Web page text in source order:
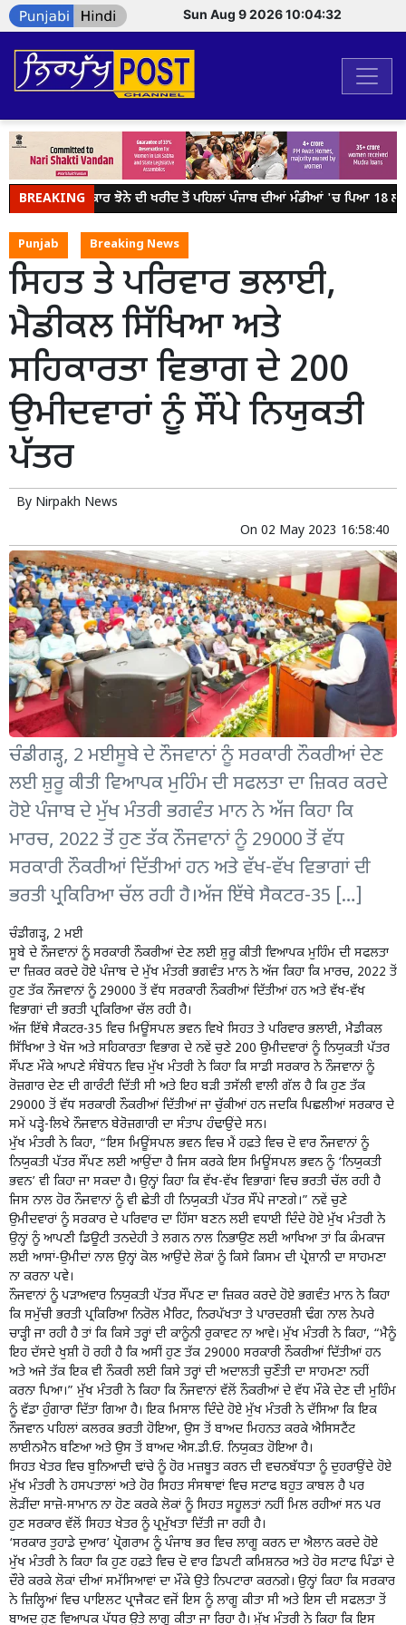
Sun Aug 9 2026 10:04:32
BREAKING
ਕੇਂਦਰ ਸਰਕਾਰ ਝੋਨੇ ਦੀ ਖਰੀਦ ਤੋਂ ਪਹਿਲਾਂ ਪੰਜਾਬ ਦੀਆਂ ਮੰਡੀਆਂ 'ਚ ਪਿਆ 18 ਲੱਖ
Punjab Breaking News
ਸਿਹਤ ਤੇ ਪਰਿਵਾਰ ਭਲਾਈ,
ਮੈਡੀਕਲ ਸਿੱਖਿਆ ਅਤੇ
ਸਹਿਕਾਰਤਾ ਵਿਭਾਗ ਦੇ 200
ਉਮੀਦਵਾਰਾਂ ਨੂੰ ਸੌਂਪੇ ਨਿਯੁਕਤੀ
ਪੱਤਰ
By Nirpakh News
On 02 May 2023 16:58:40
ਚੰਡੀਗੜ੍ਹ, 2 ਮਈਸੂਬੇ ਦੇ ਨੌਜਵਾਨਾਂ ਨੂੰ ਸਰਕਾਰੀ ਨੌਕਰੀਆਂ ਦੇਣ
ਲਈ ਸ਼ੁਰੂ ਕੀਤੀ ਵਿਆਪਕ ਮੁਹਿੰਮ ਦੀ ਸਫਲਤਾ ਦਾ ਜ਼ਿਕਰ ਕਰਦੇ
ਹੋਏ ਪੰਜਾਬ ਦੇ ਮੁੱਖ ਮੰਤਰੀ ਭਗਵੰਤ ਮਾਨ ਨੇ ਅੱਜ ਕਿਹਾ ਕਿ
ਮਾਰਚ, 2022 ਤੋਂ ਹੁਣ ਤੱਕ ਨੌਜਵਾਨਾਂ ਨੂੰ 29000 ਤੋਂ ਵੱਧ
ਸਰਕਾਰੀ ਨੌਕਰੀਆਂ ਦਿੱਤੀਆਂ ਹਨ ਅਤੇ ਵੱਖ-ਵੱਖ ਵਿਭਾਗਾਂ ਦੀ
ਭਰਤੀ ਪ੍ਰਕਿਰਿਆ ਚੱਲ ਰਹੀ ਹੈ।ਅੱਜ ਇੱਥੇ ਸੈਕਟਰ-35 […]
ਚੰਡੀਗੜ੍ਹ, 2 ਮਈ
ਸੂਬੇ ਦੇ ਨੌਜਵਾਨਾਂ ਨੂੰ ਸਰਕਾਰੀ ਨੌਕਰੀਆਂ ਦੇਣ ਲਈ ਸ਼ੁਰੂ ਕੀਤੀ ਵਿਆਪਕ ਮੁਹਿੰਮ ਦੀ ਸਫਲਤਾ
ਦਾ ਜ਼ਿਕਰ ਕਰਦੇ ਹੋਏ ਪੰਜਾਬ ਦੇ ਮੁੱਖ ਮੰਤਰੀ ਭਗਵੰਤ ਮਾਨ ਨੇ ਅੱਜ ਕਿਹਾ ਕਿ ਮਾਰਚ, 2022 ਤੋਂ
ਹੁਣ ਤੱਕ ਨੌਜਵਾਨਾਂ ਨੂੰ 29000 ਤੋਂ ਵੱਧ ਸਰਕਾਰੀ ਨੌਕਰੀਆਂ ਦਿੱਤੀਆਂ ਹਨ ਅਤੇ ਵੱਖ-ਵੱਖ
ਵਿਭਾਗਾਂ ਦੀ ਭਰਤੀ ਪ੍ਰਕਿਰਿਆ ਚੱਲ ਰਹੀ ਹੈ।
ਅੱਜ ਇੱਥੇ ਸੈਕਟਰ-35 ਵਿਚ ਮਿਊਂਸਪਲ ਭਵਨ ਵਿਖੇ ਸਿਹਤ ਤੇ ਪਰਿਵਾਰ ਭਲਾਈ, ਮੈਡੀਕਲ
ਸਿੱਖਿਆ ਤੇ ਖੋਜ ਅਤੇ ਸਹਿਕਾਰਤਾ ਵਿਭਾਗ ਦੇ ਨਵੇਂ ਚੁਣੇ 200 ਉਮੀਦਵਾਰਾਂ ਨੂੰ ਨਿਯੁਕਤੀ ਪੱਤਰ
ਸੌਂਪਣ ਮੌਕੇ ਆਪਣੇ ਸੰਬੋਧਨ ਵਿਚ ਮੁੱਖ ਮੰਤਰੀ ਨੇ ਕਿਹਾ ਕਿ ਸਾਡੀ ਸਰਕਾਰ ਨੇ ਨੌਜਵਾਨਾਂ ਨੂੰ
ਰੋਜ਼ਗਾਰ ਦੇਣ ਦੀ ਗਾਰੰਟੀ ਦਿੱਤੀ ਸੀ ਅਤੇ ਇਹ ਬੜੀ ਤਸੱਲੀ ਵਾਲੀ ਗੱਲ ਹੈ ਕਿ ਹੁਣ ਤੱਕ
29000 ਤੋਂ ਵੱਧ ਸਰਕਾਰੀ ਨੌਕਰੀਆਂ ਦਿੱਤੀਆਂ ਜਾ ਚੁੱਕੀਆਂ ਹਨ ਜਦਕਿ ਪਿਛਲੀਆਂ ਸਰਕਾਰ ਦੇ
ਸਮੇਂ ਪੜ੍ਹੇ-ਲਿਖੇ ਨੌਜਵਾਨ ਬੇਰੋਜ਼ਗਾਰੀ ਦਾ ਸੰਤਾਪ ਹੰਢਾਉਂਦੇ ਸਨ।
ਮੁੱਖ ਮੰਤਰੀ ਨੇ ਕਿਹਾ, “ਇਸ ਮਿਊਂਸਪਲ ਭਵਨ ਵਿਚ ਮੈਂ ਹਫ਼ਤੇ ਵਿਚ ਦੋ ਵਾਰ ਨੌਜਵਾਨਾਂ ਨੂੰ
ਨਿਯੁਕਤੀ ਪੱਤਰ ਸੌਂਪਣ ਲਈ ਆਉਂਦਾ ਹੈ ਜਿਸ ਕਰਕੇ ਇਸ ਮਿਊਂਸਪਲ ਭਵਨ ਨੂੰ ‘ਨਿਯੁਕਤੀ
ਭਵਨ’ ਵੀ ਕਿਹਾ ਜਾ ਸਕਦਾ ਹੈ। ਉਨ੍ਹਾਂ ਕਿਹਾ ਕਿ ਵੱਖ-ਵੱਖ ਵਿਭਾਗਾਂ ਵਿਚ ਭਰਤੀ ਚੱਲ ਰਹੀ ਹੈ
ਜਿਸ ਨਾਲ ਹੋਰ ਨੌਜਵਾਨਾਂ ਨੂੰ ਵੀ ਛੇਤੀ ਹੀ ਨਿਯੁਕਤੀ ਪੱਤਰ ਸੌਂਪੇ ਜਾਣਗੇ।” ਨਵੇਂ ਚੁਣੇ
ਉਮੀਦਵਾਰਾਂ ਨੂੰ ਸਰਕਾਰ ਦੇ ਪਰਿਵਾਰ ਦਾ ਹਿੱਸਾ ਬਣਨ ਲਈ ਵਧਾਈ ਦਿੰਦੇ ਹੋਏ ਮੁੱਖ ਮੰਤਰੀ ਨੇ
ਉਨ੍ਹਾਂ ਨੂੰ ਆਪਣੀ ਡਿਊਟੀ ਤਨਦੇਹੀ ਤੇ ਲਗਨ ਨਾਲ ਨਿਭਾਉਣ ਲਈ ਆਖਿਆ ਤਾਂ ਕਿ ਕੰਮਕਾਜ
ਲਈ ਆਸਾਂ-ਉਮੀਦਾਂ ਨਾਲ ਉਨ੍ਹਾਂ ਕੋਲ ਆਉਂਦੇ ਲੋਕਾਂ ਨੂੰ ਕਿਸੇ ਕਿਸਮ ਦੀ ਪ੍ਰੇਸ਼ਾਨੀ ਦਾ ਸਾਹਮਣਾ
ਨਾ ਕਰਨਾ ਪਵੇ।
ਨੌਜਵਾਨਾਂ ਨੂੰ ਪੜਾਅਵਾਰ ਨਿਯੁਕਤੀ ਪੱਤਰ ਸੌਂਪਣ ਦਾ ਜ਼ਿਕਰ ਕਰਦੇ ਹੋਏ ਭਗਵੰਤ ਮਾਨ ਨੇ ਕਿਹਾ
ਕਿ ਸਮੁੱਚੀ ਭਰਤੀ ਪ੍ਰਕਿਰਿਆ ਨਿਰੋਲ ਮੈਰਿਟ, ਨਿਰਪੱਖਤਾ ਤੇ ਪਾਰਦਰਸ਼ੀ ਢੰਗ ਨਾਲ ਨੇਪਰੇ
ਚਾੜ੍ਹੀ ਜਾ ਰਹੀ ਹੈ ਤਾਂ ਕਿ ਕਿਸੇ ਤਰ੍ਹਾਂ ਦੀ ਕਾਨੂੰਨੀ ਰੁਕਾਵਟ ਨਾ ਆਵੇ। ਮੁੱਖ ਮੰਤਰੀ ਨੇ ਕਿਹਾ, “ਮੈਨੂੰ
ਇਹ ਦੱਸਦੇ ਖੁਸ਼ੀ ਹੋ ਰਹੀ ਹੈ ਕਿ ਅਸੀਂ ਹੁਣ ਤੱਕ 29000 ਸਰਕਾਰੀ ਨੌਕਰੀਆਂ ਦਿੱਤੀਆਂ ਹਨ
ਅਤੇ ਅਜੇ ਤੱਕ ਇਕ ਵੀ ਨੌਕਰੀ ਲਈ ਕਿਸੇ ਤਰ੍ਹਾਂ ਦੀ ਅਦਾਲਤੀ ਚੁਣੌਤੀ ਦਾ ਸਾਹਮਣਾ ਨਹੀਂ
ਕਰਨਾ ਪਿਆ।” ਮੁੱਖ ਮੰਤਰੀ ਨੇ ਕਿਹਾ ਕਿ ਨੌਜਵਾਨਾਂ ਵੱਲੋਂ ਨੌਕਰੀਆਂ ਦੇ ਵੱਧ ਮੌਕੇ ਦੇਣ ਦੀ ਮੁਹਿੰਮ
ਨੂੰ ਵੱਡਾ ਹੁੰਗਾਰਾ ਦਿੱਤਾ ਗਿਆ ਹੈ। ਇਕ ਮਿਸਾਲ ਦਿੰਦੇ ਹੋਏ ਮੁੱਖ ਮੰਤਰੀ ਨੇ ਦੱਸਿਆ ਕਿ ਇਕ
ਨੌਜਵਾਨ ਪਹਿਲਾਂ ਕਲਰਕ ਭਰਤੀ ਹੋਇਆ, ਉਸ ਤੋਂ ਬਾਅਦ ਮਿਹਨਤ ਕਰਕੇ ਐਸਿਸਟੈਂਟ
ਲਾਈਨਮੈਨ ਬਣਿਆ ਅਤੇ ਉਸ ਤੋਂ ਬਾਅਦ ਐਸ.ਡੀ.ਓ. ਨਿਯੁਕਤ ਹੋਇਆ ਹੈ।
ਸਿਹਤ ਖੇਤਰ ਵਿਚ ਬੁਨਿਆਦੀ ਢਾਂਚੇ ਨੂੰ ਹੋਰ ਮਜ਼ਬੂਤ ਕਰਨ ਦੀ ਵਚਨਬੱਧਤਾ ਨੂੰ ਦੁਹਰਾਉਂਦੇ ਹੋਏ
ਮੁੱਖ ਮੰਤਰੀ ਨੇ ਹਸਪਤਾਲਾਂ ਅਤੇ ਹੋਰ ਸਿਹਤ ਸੰਸਥਾਵਾਂ ਵਿਚ ਸਟਾਫ ਬਹੁਤ ਕਾਬਲ ਹੈ ਪਰ
ਲੋੜੀਂਦਾ ਸਾਜ਼ੋ-ਸਾਮਾਨ ਨਾ ਹੋਣ ਕਰਕੇ ਲੋਕਾਂ ਨੂੰ ਸਿਹਤ ਸਹੂਲਤਾਂ ਨਹੀਂ ਮਿਲ ਰਹੀਆਂ ਸਨ ਪਰ
ਹੁਣ ਸਰਕਾਰ ਵੱਲੋਂ ਸਿਹਤ ਖੇਤਰ ਨੂੰ ਪ੍ਰਮੁੱਖਤਾ ਦਿੱਤੀ ਜਾ ਰਹੀ ਹੈ।
‘ਸਰਕਾਰ ਤੁਹਾਡੇ ਦੁਆਰ’ ਪ੍ਰੋਗਰਾਮ ਨੂੰ ਪੰਜਾਬ ਭਰ ਵਿਚ ਲਾਗੂ ਕਰਨ ਦਾ ਐਲਾਨ ਕਰਦੇ ਹੋਏ
ਮੁੱਖ ਮੰਤਰੀ ਨੇ ਕਿਹਾ ਕਿ ਹੁਣ ਹਫ਼ਤੇ ਵਿਚ ਦੋ ਵਾਰ ਡਿਪਟੀ ਕਮਿਸ਼ਨਰ ਅਤੇ ਹੋਰ ਸਟਾਫ ਪਿੰਡਾਂ ਦੇ
ਦੌਰੇ ਕਰਕੇ ਲੋਕਾਂ ਦੀਆਂ ਸਮੱਸਿਆਵਾਂ ਦਾ ਮੌਕੇ ਉਤੇ ਨਿਪਟਾਰਾ ਕਰਨਗੇ। ਉਨ੍ਹਾਂ ਕਿਹਾ ਕਿ ਸਰਕਾਰ
ਨੇ ਜ਼ਿਲ੍ਹਿਆਂ ਵਿਚ ਪਾਇਲਟ ਪ੍ਰਾਜੈਕਟ ਵਜੋਂ ਇਸ ਨੂੰ ਲਾਗੂ ਕੀਤਾ ਸੀ ਅਤੇ ਇਸ ਦੀ ਸਫਲਤਾ ਤੋਂ
ਬਾਅਦ ਹੁਣ ਵਿਆਪਕ ਪੱਧਰ ਉਤੇ ਲਾਗੂ ਕੀਤਾ ਜਾ ਰਿਹਾ ਹੈ। ਮੁੱਖ ਮੰਤਰੀ ਨੇ ਕਿਹਾ ਕਿ ਇਸ